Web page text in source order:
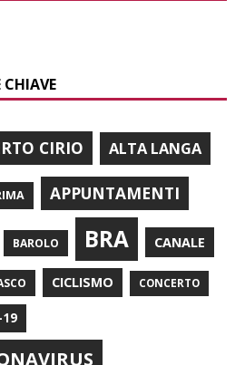
CHIAVE
CIRIO ALTA LANGA
APPUNTAMENTI
BAROLO BRA CANALE
CICLISMO CONCERTO
19